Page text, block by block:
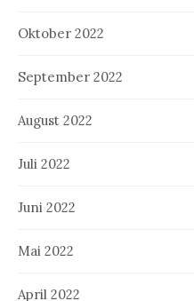
Oktober 2022
September 2022
August 2022
Juli 2022
Juni 2022
Mai 2022
April 2022